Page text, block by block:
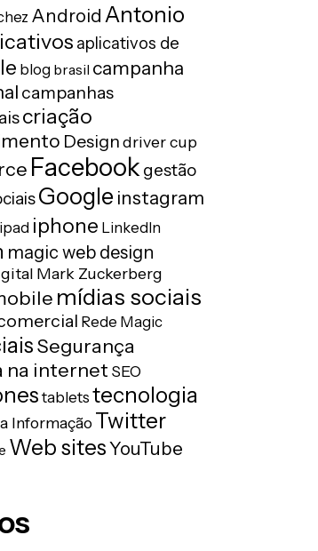
Android Antonio
aplicativos de
blog brasil campanha
campanhas
criação
Designdriver cup
Facebookgestão
Google instagram
ipad iphone LinkedIn
magic web design
Mark Zuckerberg
mídias sociais
Rede Magic
Segurança
na internet SEO
tablets tecnologia
InformaçãoTwitter
Web sitesYouTube